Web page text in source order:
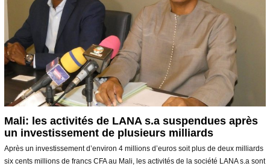
Mali: les activités de LANA s.a suspendues après
un investissement de plusieurs milliards
Après un investissement d’environ 4 millions d’euros soit plus de deux milliards
six cents millions de francs CFA au Mali, les activités de la société LANA s.a sont